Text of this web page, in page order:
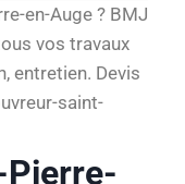
en-Auge ? BMJ
vos travaux
entretien. Devis
saint-
Pierre-